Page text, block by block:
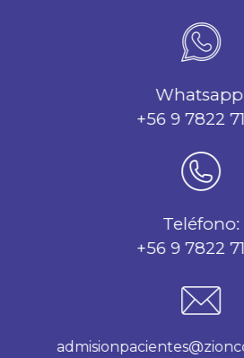
+56 9 7822
Teléfono:
+56 9 7822